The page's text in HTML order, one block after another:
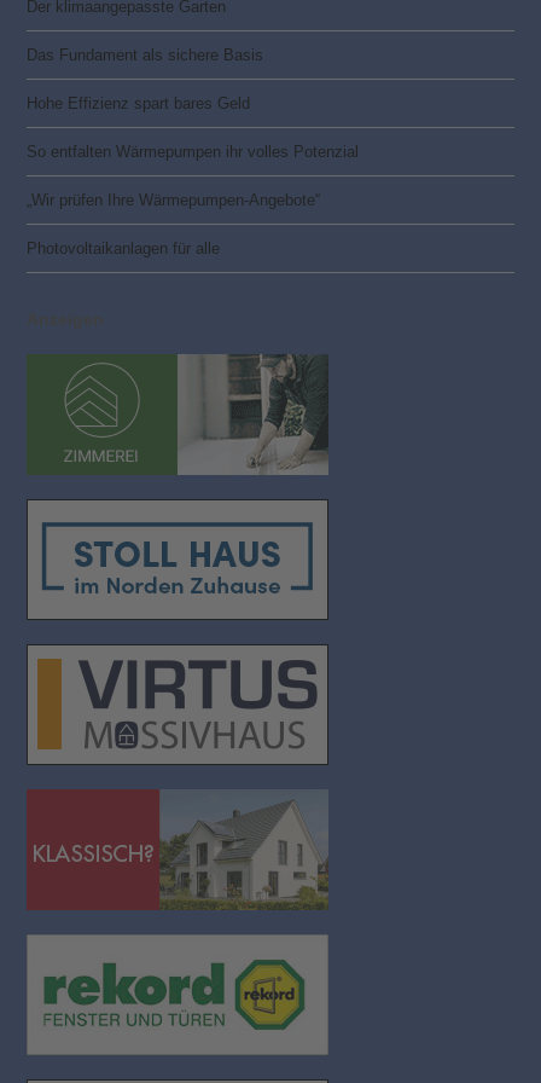
Der klimaangepasste Garten
Das Fundament als sichere Basis
Hohe Effizienz spart bares Geld
So entfalten Wärmepumpen ihr volles Potenzial
„Wir prüfen Ihre Wärmepumpen-Angebote“
Photovoltaik­­anlagen für alle